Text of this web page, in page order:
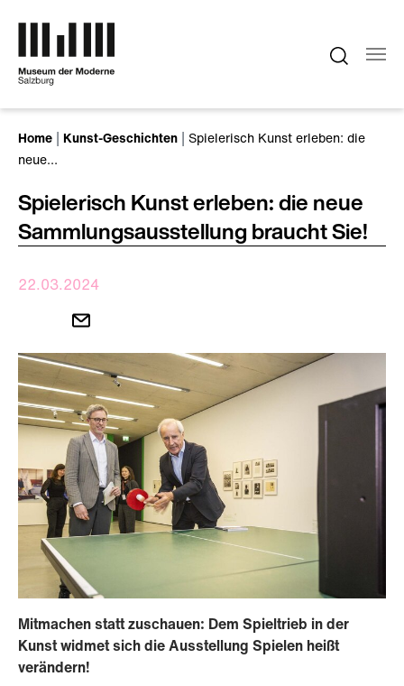
Home Kunst-Geschichten Spielerisch Kunst erleben: die
neue…
Spielerisch Kunst erleben: die neue
Sammlungsausstellung braucht Sie!
22.03.2024
Mitmachen statt zuschauen: Dem Spieltrieb in der
Kunst widmet sich die Ausstellung Spielen heißt
verändern!